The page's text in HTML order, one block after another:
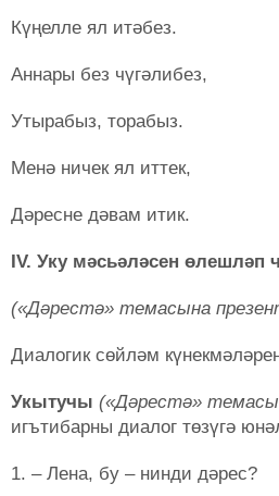
Күңелле ял итәбез.
Аннары без чүгәлибез,
Утырабыз, торабыз.
Менә ничек ял иттек,
Дәресне дәвам итик.
IV. Уку мәсьәләсен өлешләп
(«Дәрестә» темасына
Диалогик сөйләм
Укытучы («Дәрестә»
игътибарны диалог төзүгә
1. – Лена, бу – нинди дәрес?